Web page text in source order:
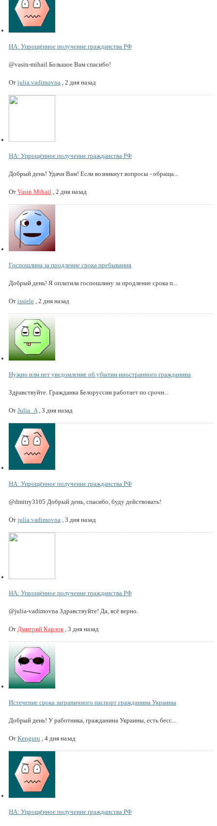
НА: Упрощённое получение гражданства РФ
@vasin-mihail Большое Вам спасибо!
От julia.vadimovna , 2 дня назад
НА: Упрощённое получение гражданства РФ
Добрый день! Удачи Вам! Если возникнут вопросы - обраща...
От Vasin Mihail , 2 дня назад
Госпошлина за продление срока пребывания
Добрый день! Я оплатила госпошлину за продление срока п...
От issiele , 2 дня назад
Нужно илм нет уведомление об убытии иностранного гражданина
Здравствуйте. Гражданка Белоруссии работает по срочн...
От Julia_A, 3 дня назад
НА: Упрощённое получение гражданства РФ
@dmitry3105 Добрый день, спасибо, буду действовать!
От julia.vadimovna , 3 дня назад
НА: Упрощённое получение гражданства РФ
@julia-vadimovna Здравствуйте! Да, всё верно.
От Дмитрий Карлов , 3 дня назад
Истечение срока заграничного паспорт гражданина Украины
Добрый день! У работника, гражданина Украины, есть бесс...
От Kenguru , 4 дня назад
НА: Упрощённое получение гражданства РФ